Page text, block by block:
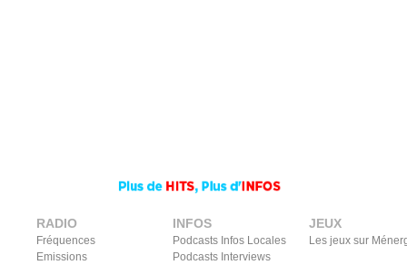
RADIO
Fréquences
Emissions
INFOS
Podcasts Infos Locales
Podcasts Interviews
JEUX
Les jeux sur